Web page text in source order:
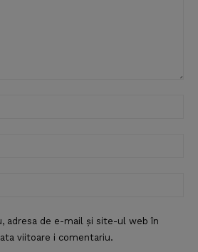
adresa de e-mail și site-ul web în
viitoare i comentariu.